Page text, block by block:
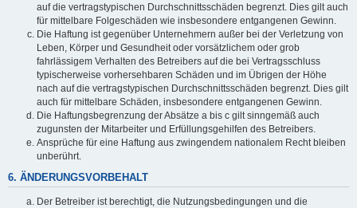
auf die vertragstypischen Durchschnittsschäden begrenzt. Dies gilt auch
für mittelbare Folgeschäden wie insbesondere entgangenen Gewinn.
Die Haftung ist gegenüber Unternehmern außer bei der Verletzung von
Leben, Körper und Gesundheit oder vorsätzlichem oder grob
fahrlässigem Verhalten des Betreibers auf die bei Vertragsschluss
typischerweise vorhersehbaren Schäden und im Übrigen der Höhe
nach auf die vertragstypischen Durchschnittsschäden begrenzt. Dies gilt
auch für mittelbare Schäden, insbesondere entgangenen Gewinn.
Die Haftungsbegrenzung der Absätze a bis c gilt sinngemäß auch
zugunsten der Mitarbeiter und Erfüllungsgehilfen des Betreibers.
Ansprüche für eine Haftung aus zwingendem nationalem Recht bleiben
unberührt.
6. ÄNDERUNGSVORBEHALT
Der Betreiber ist berechtigt, die Nutzungsbedingungen und die